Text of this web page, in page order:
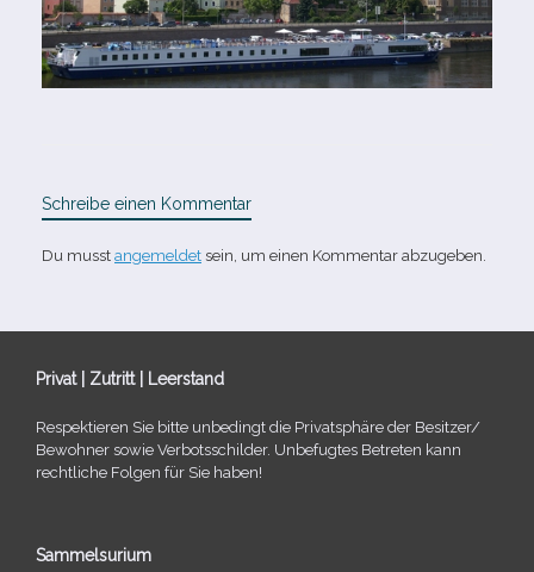
Schreibe einen Kommentar
Du musst angemeldet sein, um einen Kommentar abzugeben.
Privat | Zutritt | Leerstand
Respektieren Sie bitte unbe­dingt die Privatsphäre der Besitzer/​
Bewohner sowie Verbotsschilder. Unbefugtes Betreten kann
recht­li­che Folgen für Sie haben!
Sammelsurium